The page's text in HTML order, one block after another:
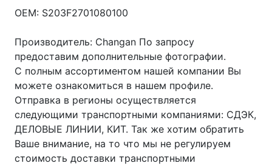
OEM: S203F2701080100
Производитель: Changan По запросу
предоставим дополнительные фотографии.
С полным ассортиментом нашей компании Вы
можете ознакомиться в нашем профиле.
Отправка в регионы осуществляется
следующими транспортными компаниями: СДЭК,
ДЕЛОВЫЕ ЛИНИИ, КИТ. Так же хотим обратить
Ваше внимание, на то что мы не регулируем
стоимость доставки транспортными